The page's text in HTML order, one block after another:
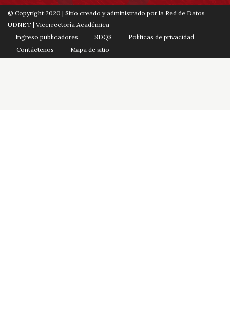
© Copyright 2020 | Sitio creado y administrado por la Red de Datos
UDNET | Vicerrectoría Académica
Ingreso publicadores
SDQS
Políticas de privacidad
Contáctenos
Mapa de sitio